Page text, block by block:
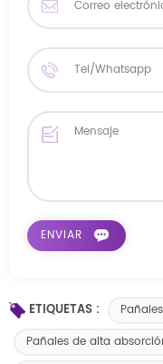
ETIQUETAS :
Pañales de alta